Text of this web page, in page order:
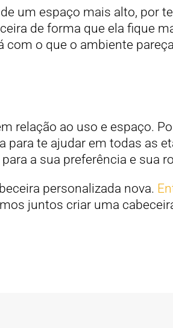
um espaço mais alto, por
de forma que ela fique
com o que o ambiente pareça
relação ao uso e espaço.
para te ajudar em todas as
a sua preferência e sua
personalizada nova.
juntos criar uma